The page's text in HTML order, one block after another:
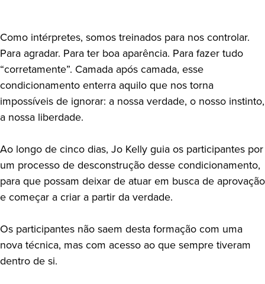
Como intérpretes, somos treinados para nos controlar.
Para agradar. Para ter boa aparência. Para fazer tudo
“corretamente”. Camada após camada, esse
condicionamento enterra aquilo que nos torna
impossíveis de ignorar: a nossa verdade, o nosso instinto,
a nossa liberdade.
Ao longo de cinco dias, Jo Kelly guia os participantes por
um processo de desconstrução desse condicionamento,
para que possam deixar de atuar em busca de aprovação
e começar a criar a partir da verdade.
Os participantes não saem desta formação com uma
nova técnica, mas com acesso ao que sempre tiveram
dentro de si.